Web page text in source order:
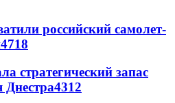
российский самолет-
4718
стратегический запас
Днестра4312